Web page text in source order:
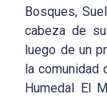
Bosques,
cabeza de
luego de un
la comunidad
Humedal El